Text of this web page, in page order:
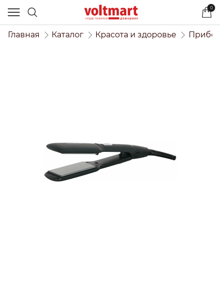
0
Главная Каталог Красота и здоровье